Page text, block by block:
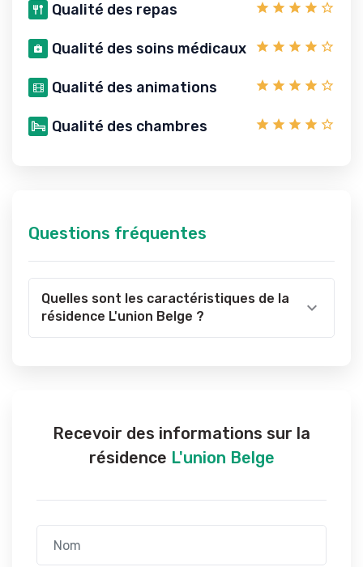
Qualité des repas
Qualité des soins médicaux
Qualité des animations
Qualité des chambres
Questions fréquentes
Quelles sont les caractéristiques de la
résidence L'union Belge ?
Recevoir des informations sur la
résidence L'union Belge